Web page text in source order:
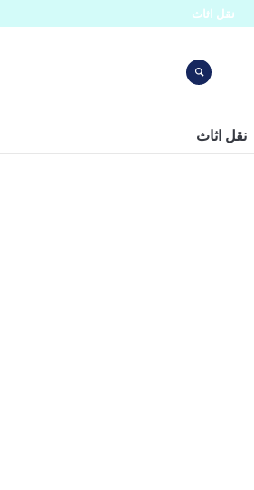
نقل اثاث
نقل اثاث